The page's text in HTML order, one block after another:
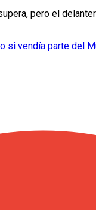
pero el
si vendía parte del